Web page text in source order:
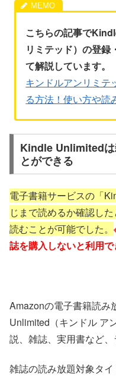
こちらの記事で
リミテッド）の登録
て解説しています。
キンドルアンリミテ
る方法！使い方や読
Kindle Unlimitedは
とができる
電子書籍サービスの「
じまで読めるか確認し
読むことが可能でした。
誌を購入しないと利用で
Amazonの電子書籍読み
Unlimited（キンドル ア
説、雑誌、実用書など、
雑誌の読み放題対象タ